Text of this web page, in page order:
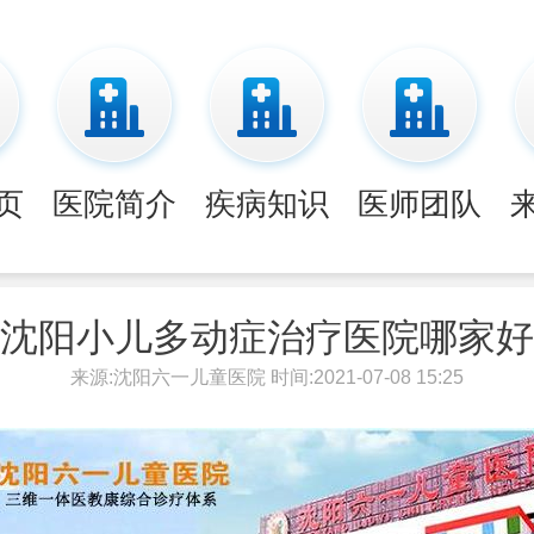
医院简介 疾病知识 医师团队
沈阳小儿多动症治疗医院哪家好
来源:沈阳六一儿童医院 时间:2021-07-08 15:25